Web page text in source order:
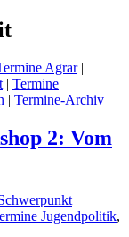
Agrar|
| Termine
| Termine-Archiv
2: Vom
Jugendpolitik,